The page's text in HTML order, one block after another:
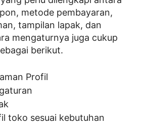
metode pembayaran,
tampilan lapak, dan
mengaturnya juga cukup
berikut.
Profil
toko sesuai kebutuhan